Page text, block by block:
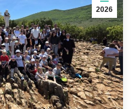
2026